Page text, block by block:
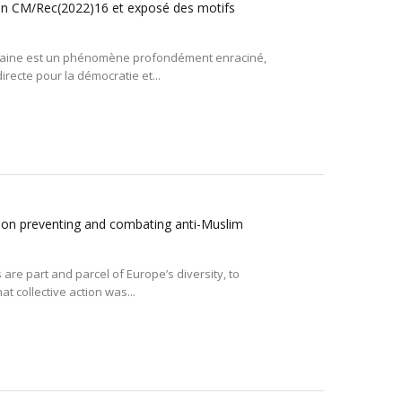
CM/Rec(2022)16 et exposé des motifs
est un phénomène profondément enraciné,
pour la démocratie et...
preventing and combating anti-Muslim
part and parcel of Europe’s diversity, to
collective action was...